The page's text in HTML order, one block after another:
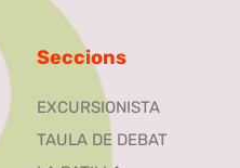
Seccions
EXCURSIONISTA
TAULA DE DEBAT